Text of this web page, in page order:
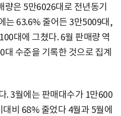
은 5만6026대로 전년동기
는 63.6% 줄어든 3만5009대,
대에 그쳤다. 6월 판매량 역
수준을 기록한 것으로 집계
. 3월에는 판매대수가 1만600
비 68% 줄었다 4월과 5월에